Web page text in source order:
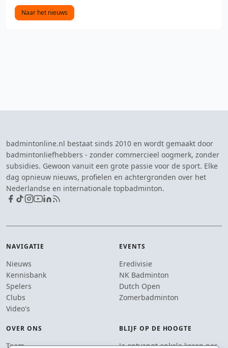
Naar het nieuws
badmintonline.nl bestaat sinds 2010 en wordt gemaakt door
badmintonliefhebbers - zonder commercieel oogmerk, zonder
subsidies. Gewoon vanuit een grote passie voor de sport. Elke
dag opnieuw nieuws, profielen en achtergronden over het
Nederlandse en internationale topbadminton.
NAVIGATIE
Nieuws
Kennisbank
Spelers
Clubs
Video's
EVENTS
Eredivisie
NK Badminton
Dutch Open
Zomerbadminton
OVER ONS
Team
BLIJF OP DE HOOGTE
Je ontvangt enkele keren per